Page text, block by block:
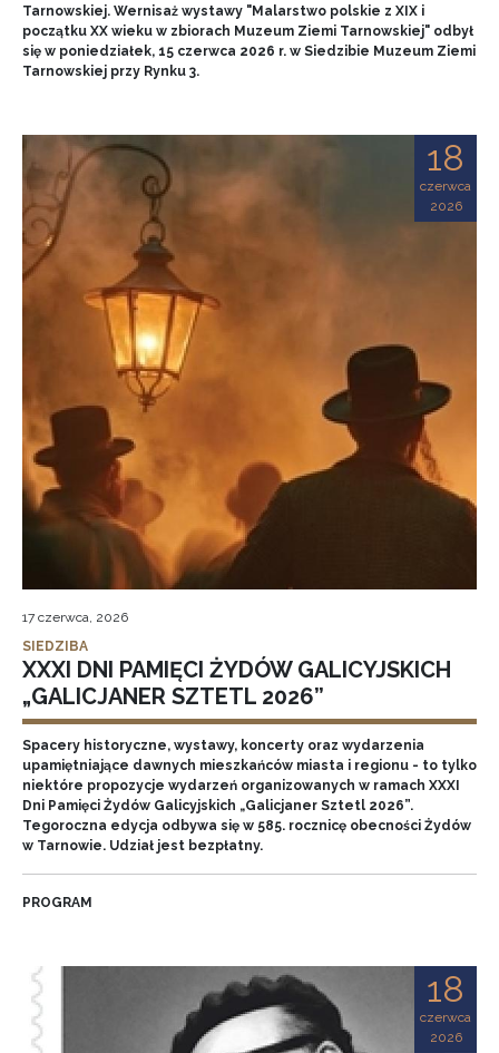
Tarnowskiej. Wernisaż wystawy "Malarstwo polskie z XIX i
początku XX wieku w zbiorach Muzeum Ziemi Tarnowskiej" odbył
się w poniedziałek, 15 czerwca 2026 r. w Siedzibie Muzeum Ziemi
Tarnowskiej przy Rynku 3.
18
czerwca
2026
17 czerwca, 2026
SIEDZIBA
XXXI DNI PAMIĘCI ŻYDÓW GALICYJSKICH
„GALICJANER SZTETL 2026”
Spacery historyczne, wystawy, koncerty oraz wydarzenia
upamiętniające dawnych mieszkańców miasta i regionu - to tylko
niektóre propozycje wydarzeń organizowanych w ramach XXXI
Dni Pamięci Żydów Galicyjskich „Galicjaner Sztetl 2026”.
Tegoroczna edycja odbywa się w 585. rocznicę obecności Żydów
w Tarnowie. Udział jest bezpłatny.
PROGRAM
18
czerwca
2026